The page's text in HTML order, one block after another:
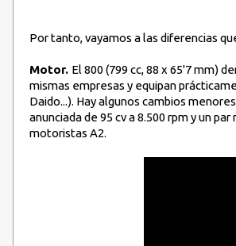
Por tanto, vayamos a las diferencias
Motor. El 800 (799 cc, 88 x 65'7 mm)
mismas empresas y equipan
Daido...). Hay algunos cambios
anunciada de 95 cv a 8.500 rpm y un
motoristas A2.